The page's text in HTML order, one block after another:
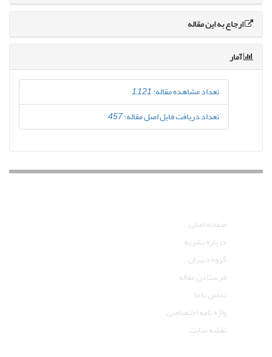
ارجاع به این مقاله
آمار
تعداد مشاهده مقاله:1,121
تعداد دریافت فایل اصل مقاله:457
صفحه اصلی
درباره نشریه
گروه دبیران
فرستادن مقاله
تماس با ما
واژه نامه اختصاصی
نقشه سایت